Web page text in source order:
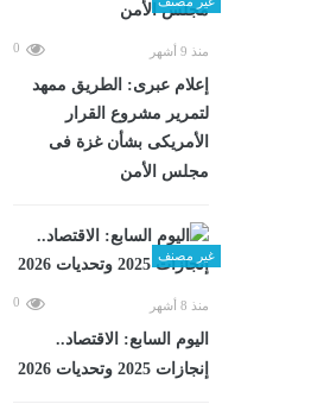
منذ 9 أشهر 0
إعلام عبرى: الطريق ممهد
لتمرير مشروع القرار
الأمريكى بشأن غزة فى
مجلس الأمن
غير مصنف
منذ 8 أشهر 0
اليوم السابع: الاقتصاد..
إنجازات 2025 وتحديات 2026